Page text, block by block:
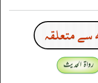
سے متعلقہ
رواۃ الحدیث